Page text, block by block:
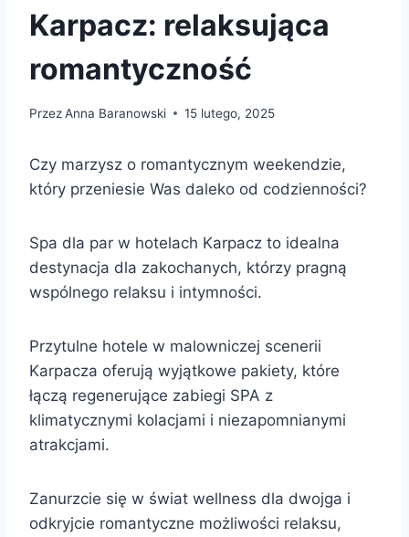
Karpacz: relaksująca
romantyczność
PrzezAnna Baranowski 15 lutego, 2025
Czy marzysz o romantycznym weekendzie,
który przeniesie Was daleko od codzienności?
Spa dla par w hotelach Karpacz to idealna
destynacja dla zakochanych, którzy pragną
wspólnego relaksu i intymności.
Przytulne hotele w malowniczej scenerii
Karpacza oferują wyjątkowe pakiety, które
łączą regenerujące zabiegi SPA z
klimatycznymi kolacjami i niezapomnianymi
atrakcjami.
Zanurzcie się w świat wellness dla dwojga i
odkryjcie romantyczne możliwości relaksu,